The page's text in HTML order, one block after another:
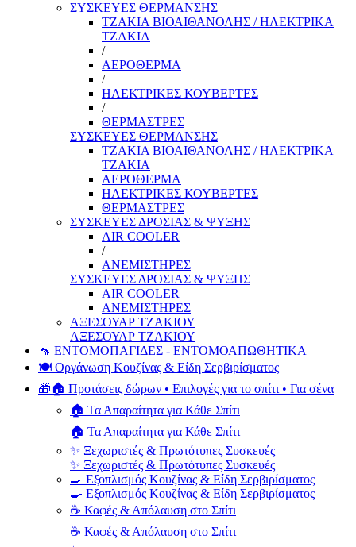
ΣΥΣΚΕΥΕΣ ΘΕΡΜΑΝΣΗΣ
ΤΖΑΚΙΑ ΒΙΟΑΙΘΑΝΟΛΗΣ / ΗΛΕΚΤΡΙΚΑ
ΤΖΑΚΙΑ
/
ΑΕΡΟΘΕΡΜΑ
/
ΗΛΕΚΤΡΙΚΕΣ ΚΟΥΒΕΡΤΕΣ
/
ΘΕΡΜΑΣΤΡΕΣ
ΣΥΣΚΕΥΕΣ ΘΕΡΜΑΝΣΗΣ
ΤΖΑΚΙΑ ΒΙΟΑΙΘΑΝΟΛΗΣ / ΗΛΕΚΤΡΙΚΑ
ΤΖΑΚΙΑ
ΑΕΡΟΘΕΡΜΑ
ΗΛΕΚΤΡΙΚΕΣ ΚΟΥΒΕΡΤΕΣ
ΘΕΡΜΑΣΤΡΕΣ
ΣΥΣΚΕΥΕΣ ΔΡΟΣΙΑΣ & ΨΥΞΗΣ
AIR COOLER
/
ΑΝΕΜΙΣΤΗΡΕΣ
ΣΥΣΚΕΥΕΣ ΔΡΟΣΙΑΣ & ΨΥΞΗΣ
AIR COOLER
ΑΝΕΜΙΣΤΗΡΕΣ
ΑΞΕΣΟΥΑΡ ΤΖΑΚΙΟΥ
ΑΞΕΣΟΥΑΡ ΤΖΑΚΙΟΥ
🦟 ΕΝΤΟΜΟΠΑΓΙΔΕΣ - ΕΝΤΟΜΟΑΠΩΘΗΤΙΚΑ
🍽️ Οργάνωση Κουζίνας & Είδη Σερβιρίσματος
🎁🏠 Προτάσεις δώρων • Επιλογές για το σπίτι • Για σένα
🏠 Τα Απαραίτητα για Κάθε Σπίτι
🏠 Τα Απαραίτητα για Κάθε Σπίτι
✨ Ξεχωριστές & Πρωτότυπες Συσκευές
✨ Ξεχωριστές & Πρωτότυπες Συσκευές
🍳 Εξοπλισμός Κουζίνας & Είδη Σερβιρίσματος
🍳 Εξοπλισμός Κουζίνας & Είδη Σερβιρίσματος
☕ Καφές & Απόλαυση στο Σπίτι
☕ Καφές & Απόλαυση στο Σπίτι